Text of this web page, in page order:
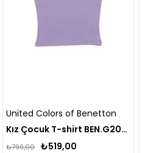
United Colors of Benetton
Kız Çocuk T-shirt BEN.G20484
₺519,00
₺799,00